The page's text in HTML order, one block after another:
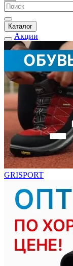
Каталог
Акции
GRISPORT